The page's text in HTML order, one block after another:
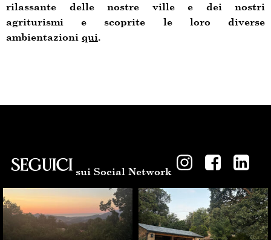
rilassante delle nostre ville e dei nostri
agriturismi e scoprite le loro diverse
ambientazioni qui.
SEGUICI sui Social Network